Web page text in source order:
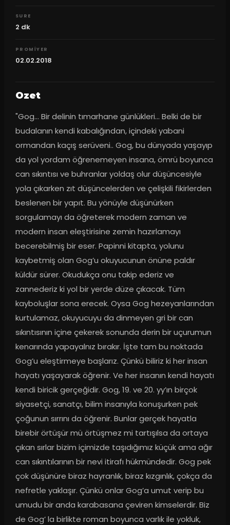
SURE
2 dk
PROMIYER
02.02.2018
Ozet
"Gog... Bir delinin tımarhane günlükleri... Belki de bir
budalanın kendi kabalığından, içindeki yabani
ormandan kaçış serüveni.. Gog, bu dünyada yaşayıp
da yol yordam öğrenemeyen insana, ömrü boyunca
can sıkıntısı ve buhranlar yoldaş olur düşüncesiyle
yola çıkarken zıt düşüncelerden ve çelişkili fikirlerden
beslenen bir yapıt. Bu yönüyle düşünürken
sorgulamayı da öğreterek modern zaman ve
modern insan eleştirisine zemin hazırlamayı
becerebilmiş bir eser. Papinni kitapta, yolunu
kaybetmiş olan Gog’u okuyucunun önüne paldır
küldür sürer. Okudukça onu takip ederiz ve
zannederiz ki yol bir yerde düze çıkacak. Tüm
kayboluşlar sona erecek. Oysa Gog hezeyanlarından
kurtulamaz, okuyucuyu da dinmeyen gri bir can
sıkıntısının içine çekerek sonunda derin bir uçurumun
kenarında yapayalnız bırakır. İşte tam bu noktada
Gog’u eleştirmeye başlarız. Çünkü biliriz ki her insan
hayatı yaşayarak öğrenir. Ve her insanın kendi hayatı
kendi biricik gerçeğidir. Gog, 19. ve 20. yy’ın birçok
siyasetçi, sanatçı, bilim insanıyla konuşurken pek
çoğunun sırrını da öğrenir. Bunlar gerçek hayatla
birebir örtüşür mü örtüşmez mi tartışılsa da ortaya
çıkan sırlar bizim içimizde taşıdığımız küçük ama ağır
can sıkıntılarının bir nevi itirafı hükmündedir. Gog pek
çok düşünüre biraz hayranlık, biraz kızgınlık, çokça da
nefretle yaklaşır. Çünkü onlar Gog’a umut verip bu
umudu bir anda karabasana çeviren kimselerdir. Biz
de Gog’ la birlikte roman boyunca varlık ile yokluk,